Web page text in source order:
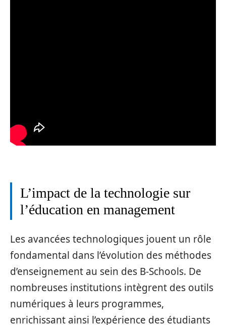
L’impact de la technologie sur
l’éducation en management
Les avancées technologiques jouent un rôle
fondamental dans l’évolution des méthodes
d’enseignement au sein des B-Schools. De
nombreuses institutions intègrent des outils
numériques à leurs programmes,
enrichissant ainsi l’expérience des étudiants